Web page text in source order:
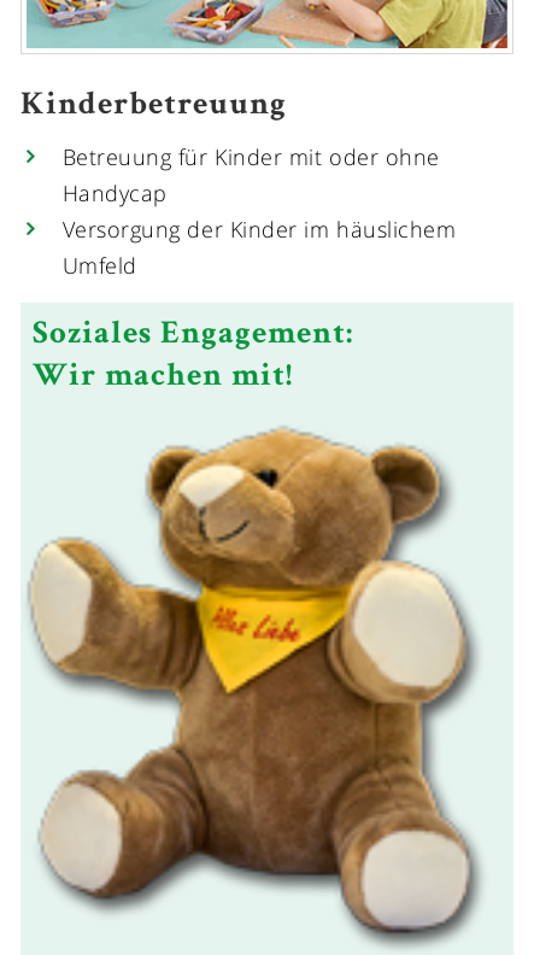
Kinderbetreuung
Betreuung für Kinder mit oder ohne
Handycap
Versorgung der Kinder im häuslichem
Umfeld
Soziales Engagement:
Wir machen mit!